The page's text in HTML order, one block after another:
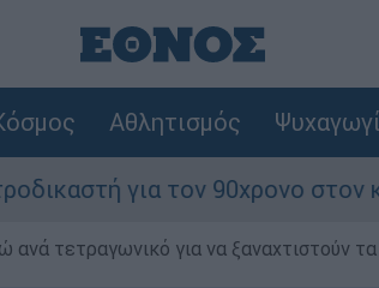
Αθλητισμός
90χρονο στον καταψύκτη
τετραγωνικό για να ξαναχτιστούν τα